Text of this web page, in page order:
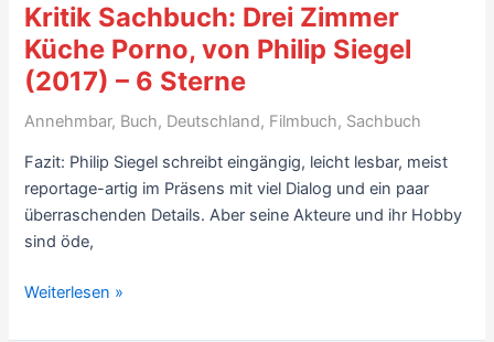
Kritik Sachbuch: Drei Zimmer
Küche Porno, von Philip Siegel
(2017) – 6 Sterne
Annehmbar, Buch, Deutschland, Filmbuch, Sachbuch
Fazit: Philip Siegel schreibt eingängig, leicht lesbar, meist
reportage-artig im Präsens mit viel Dialog und ein paar
überraschenden Details. Aber seine Akteure und ihr Hobby
sind öde,
Kritik
Weiterlesen »